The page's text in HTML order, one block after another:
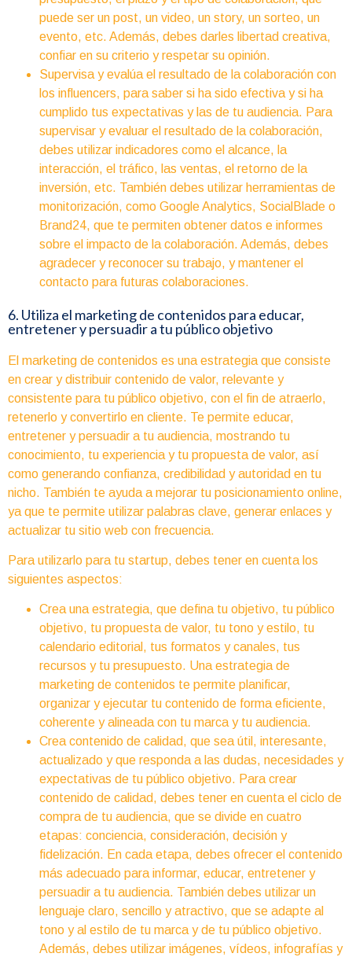
puede ser un post, un video, un story, un sorteo, un
evento, etc. Además, debes darles libertad creativa,
confiar en su criterio y respetar su opinión.
Supervisa y evalúa el resultado de la colaboración con
los influencers, para saber si ha sido efectiva y si ha
cumplido tus expectativas y las de tu audiencia. Para
supervisar y evaluar el resultado de la colaboración,
debes utilizar indicadores como el alcance, la
interacción, el tráfico, las ventas, el retorno de la
inversión, etc. También debes utilizar herramientas de
monitorización, como Google Analytics, SocialBlade o
Brand24, que te permiten obtener datos e informes
sobre el impacto de la colaboración. Además, debes
agradecer y reconocer su trabajo, y mantener el
contacto para futuras colaboraciones.
6. Utiliza el marketing de contenidos para educar,
entretener y persuadir a tu público objetivo
El marketing de contenidos es una estrategia que consiste
en crear y distribuir contenido de valor, relevante y
consistente para tu público objetivo, con el fin de atraerlo,
retenerlo y convertirlo en cliente. Te permite educar,
entretener y persuadir a tu audiencia, mostrando tu
conocimiento, tu experiencia y tu propuesta de valor, así
como generando confianza, credibilidad y autoridad en tu
nicho. También te ayuda a mejorar tu posicionamiento online,
ya que te permite utilizar palabras clave, generar enlaces y
actualizar tu sitio web con frecuencia.
Para utilizarlo para tu startup, debes tener en cuenta los
siguientes aspectos:
Crea una estrategia, que defina tu objetivo, tu público
objetivo, tu propuesta de valor, tu tono y estilo, tu
calendario editorial, tus formatos y canales, tus
recursos y tu presupuesto. Una estrategia de
marketing de contenidos te permite planificar,
organizar y ejecutar tu contenido de forma eficiente,
coherente y alineada con tu marca y tu audiencia.
Crea contenido de calidad, que sea útil, interesante,
actualizado y que responda a las dudas, necesidades y
expectativas de tu público objetivo. Para crear
contenido de calidad, debes tener en cuenta el ciclo de
compra de tu audiencia, que se divide en cuatro
etapas: conciencia, consideración, decisión y
fidelización. En cada etapa, debes ofrecer el contenido
más adecuado para informar, educar, entretener y
persuadir a tu audiencia. También debes utilizar un
lenguaje claro, sencillo y atractivo, que se adapte al
tono y al estilo de tu marca y de tu público objetivo.
Además, debes utilizar imágenes, vídeos, infografías y